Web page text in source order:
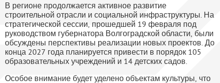
В регионе продолжается активное развитие
строительной отрасли и социальной инфраструктуры. На
стратегической сессии, прошедшей 19 февраля под
руководством губернатора Волгоградской области, были
обсуждены перспективы реализации новых проектов. До
конца 2027 года планируется привести в порядок 105
образовательных учреждений и 14 детских садов.
Особое внимание будет уделено объектам культуры, что